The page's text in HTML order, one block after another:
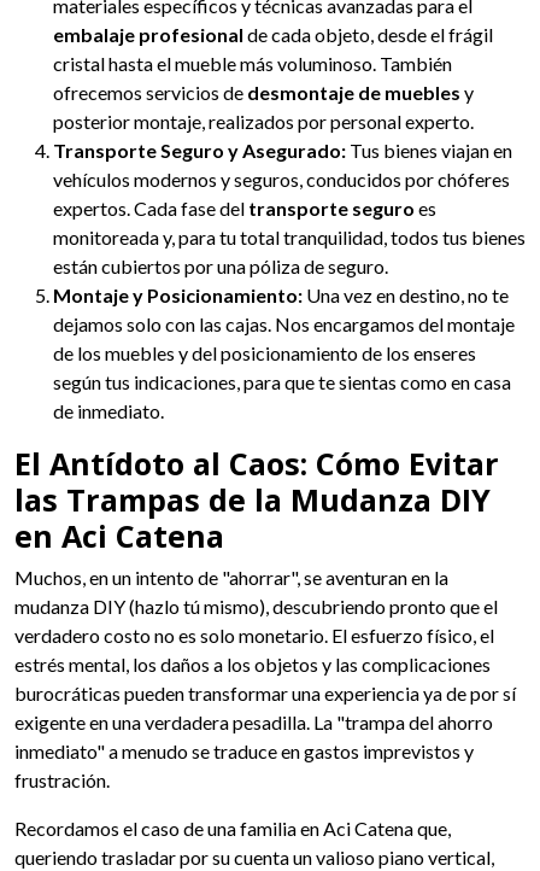
materiales específicos y técnicas avanzadas para el
embalaje profesional de cada objeto, desde el frágil
cristal hasta el mueble más voluminoso. También
ofrecemos servicios de desmontaje de muebles y
posterior montaje, realizados por personal experto.
Transporte Seguro y Asegurado: Tus bienes viajan en
vehículos modernos y seguros, conducidos por chóferes
expertos. Cada fase del transporte seguro es
monitoreada y, para tu total tranquilidad, todos tus bienes
están cubiertos por una póliza de seguro.
Montaje y Posicionamiento: Una vez en destino, no te
dejamos solo con las cajas. Nos encargamos del montaje
de los muebles y del posicionamiento de los enseres
según tus indicaciones, para que te sientas como en casa
de inmediato.
El Antídoto al Caos: Cómo Evitar
las Trampas de la Mudanza DIY
en Aci Catena
Muchos, en un intento de "ahorrar", se aventuran en la
mudanza DIY (hazlo tú mismo), descubriendo pronto que el
verdadero costo no es solo monetario. El esfuerzo físico, el
estrés mental, los daños a los objetos y las complicaciones
burocráticas pueden transformar una experiencia ya de por sí
exigente en una verdadera pesadilla. La "trampa del ahorro
inmediato" a menudo se traduce en gastos imprevistos y
frustración.
Recordamos el caso de una familia en Aci Catena que,
queriendo trasladar por su cuenta un valioso piano vertical,